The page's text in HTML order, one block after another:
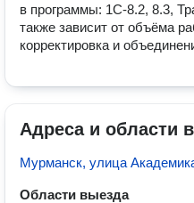
в программы: 1С-8.2, 8.3,
также зависит от объёма
корректировка и
Адреса и области
Мурманск, улица
Области выезда